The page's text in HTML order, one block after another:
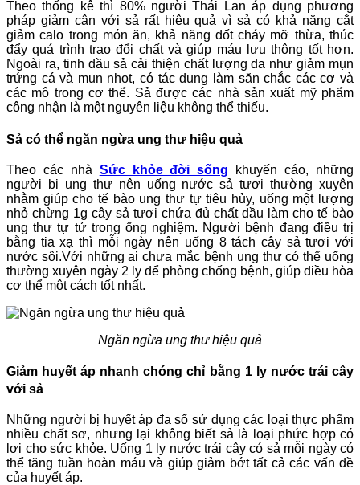
Theo thống kê thì 80% người Thái Lan áp dụng phương
pháp giảm cân với sả rất hiệu quả vì sả có khả năng cắt
giảm calo trong món ăn, khả năng đốt cháy mỡ thừa, thúc
đẩy quá trình trao đổi chất và giúp máu lưu thông tốt hơn.
Ngoài ra, tinh dầu sả cải thiện chất lượng da như giảm mụn
trứng cá và mụn nhọt, có tác dụng làm săn chắc các cơ và
các mô trong cơ thể. Sả được các nhà sản xuất mỹ phẩm
công nhận là một nguyên liệu không thể thiếu.
Sả có thể ngăn ngừa ung thư hiệu quả
Theo các nhà Sức khỏe đời sống khuyến cáo, những
người bị ung thư nên uống nước sả tươi thường xuyên
nhằm giúp cho tế bào ung thư tự tiêu hủy, uống một lượng
nhỏ chừng 1g cây sả tươi chứa đủ chất dầu làm cho tế bào
ung thư tự tử trong ống nghiệm. Người bệnh đang điều trị
bằng tia xạ thì mỗi ngày nên uống 8 tách cây sả tươi với
nước sôi.Với những ai chưa mắc bệnh ung thư có thể uống
thường xuyên ngày 2 ly để phòng chống bệnh, giúp điều hòa
cơ thể một cách tốt nhất.
Ngăn ngừa ung thư hiệu quả
Giảm huyết áp nhanh chóng chỉ bằng 1 ly nước trái cây
với sả
Những người bị huyết áp đa số sử dụng các loại thực phẩm
nhiều chất sơ, nhưng lại không biết sả là loại phức hợp có
lợi cho sức khỏe. Uống 1 ly nước trái cây có sả mỗi ngày có
thể tăng tuần hoàn máu và giúp giảm bớt tất cả các vấn đề
của huyết áp.